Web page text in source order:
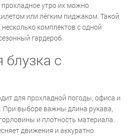
утро их можно
или лёгким пиджаком. Такой
комплектов с одной
гардероб.
с
для прохладной погоды, офиса и
При выборе важны длина рукава,
и плотность материала.
движения и аккуратно